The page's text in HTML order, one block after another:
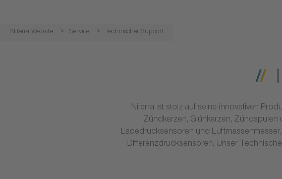
Niterra Website Service Technischer Support
Niterra ist stolz auf seine innovativen
Zündkerzen, Glühkerzen,
Ladedrucksensoren und
Differenzdrucksensoren. Unser